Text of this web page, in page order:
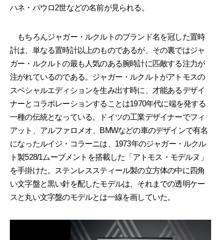
ハネ・パウロ2世などの名前が見られる。
もちろんジャガー・ルクルトのブランド名を冠した置時
計は、単なる置時計以上のものであるが、その裏ではジャ
ガー・ルクルトの最も人気のある腕時計に匹敵する注力が
注がれているのである。ジャガー・ルクルトがアトモスの
スペシャルエディションを生み出す時に、才能あるデザイ
ナーとコラボレーションすることは1970年代に端を発する
一種の伝統となっている。ドイツの工業デザイナーでフィ
アット、アルファロメオ、BMWなどの車のデザインで有名
になったルイジ・コラーニは、1973年のジャガー・ルクル
ト製528/1ムーブメントを搭載した「アトモス・モデルヌ」
を手掛けた。ステンレススティール製の立方体の中に四角
い文字盤と黒い針を配したモデルは、それまでの透明ケー
スと丸い文字盤のモデルとは一線を画していた。